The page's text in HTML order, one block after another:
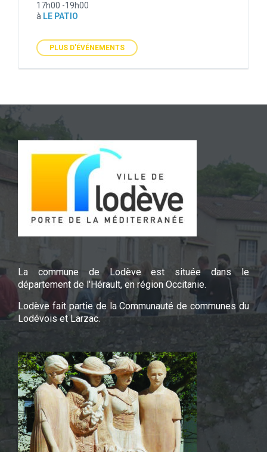
17h00 -19h00
à LE PATIO
PLUS D'ÉVÉNEMENTS
La commune de Lodève est située dans le
département de l'Hérault, en région Occitanie.
Lodève fait partie de la Communauté de communes du
Lodévois et Larzac.